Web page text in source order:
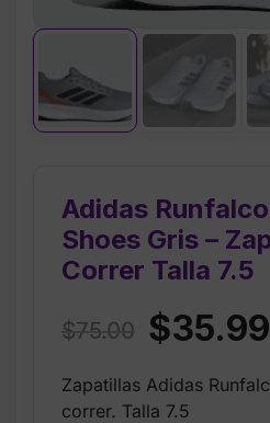
Adidas
Shoes Gris –
Correr Talla 7.5
$75.00 Original
was:
$35.99
Zapatillas Adidas
correr. Talla 7.5